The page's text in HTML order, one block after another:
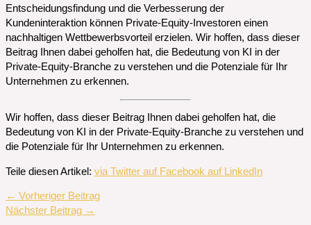
Entscheidungsfindung und die Verbesserung der
Kundeninteraktion können Private-Equity-Investoren einen
nachhaltigen Wettbewerbsvorteil erzielen. Wir hoffen, dass dieser
Beitrag Ihnen dabei geholfen hat, die Bedeutung von KI in der
Private-Equity-Branche zu verstehen und die Potenziale für Ihr
Unternehmen zu erkennen.
Wir hoffen, dass dieser Beitrag Ihnen dabei geholfen hat, die
Bedeutung von KI in der Private-Equity-Branche zu verstehen und
die Potenziale für Ihr Unternehmen zu erkennen.
Teile diesen Artikel: via Twitter auf Facebook auf LinkedIn
← Vorheriger Beitrag
Nächster Beitrag →